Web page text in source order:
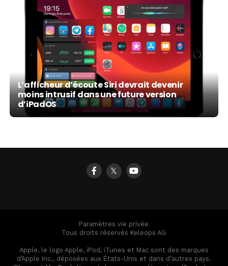
L’afficheur d’écoute Siri devrait devenir
moins intrusif dans une future version
d’iPadOS
𝕏
Paramètres vie privée
Tous droits réservés Keleops AG
Apple, le logo Apple, iPod, iTunes et Mac sont des marques
d’Apple Inc., déposées aux États-Unis et dans d’autres pays.